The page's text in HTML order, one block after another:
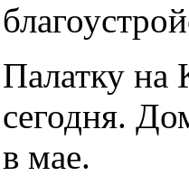
Палатку на
сегодня.
в мае.